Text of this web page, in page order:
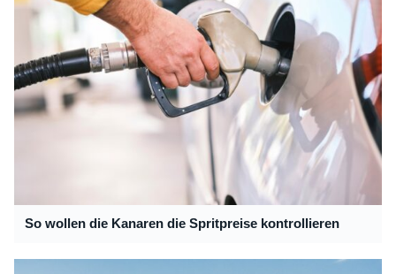
So wollen die Kanaren die Spritpreise kontrollieren